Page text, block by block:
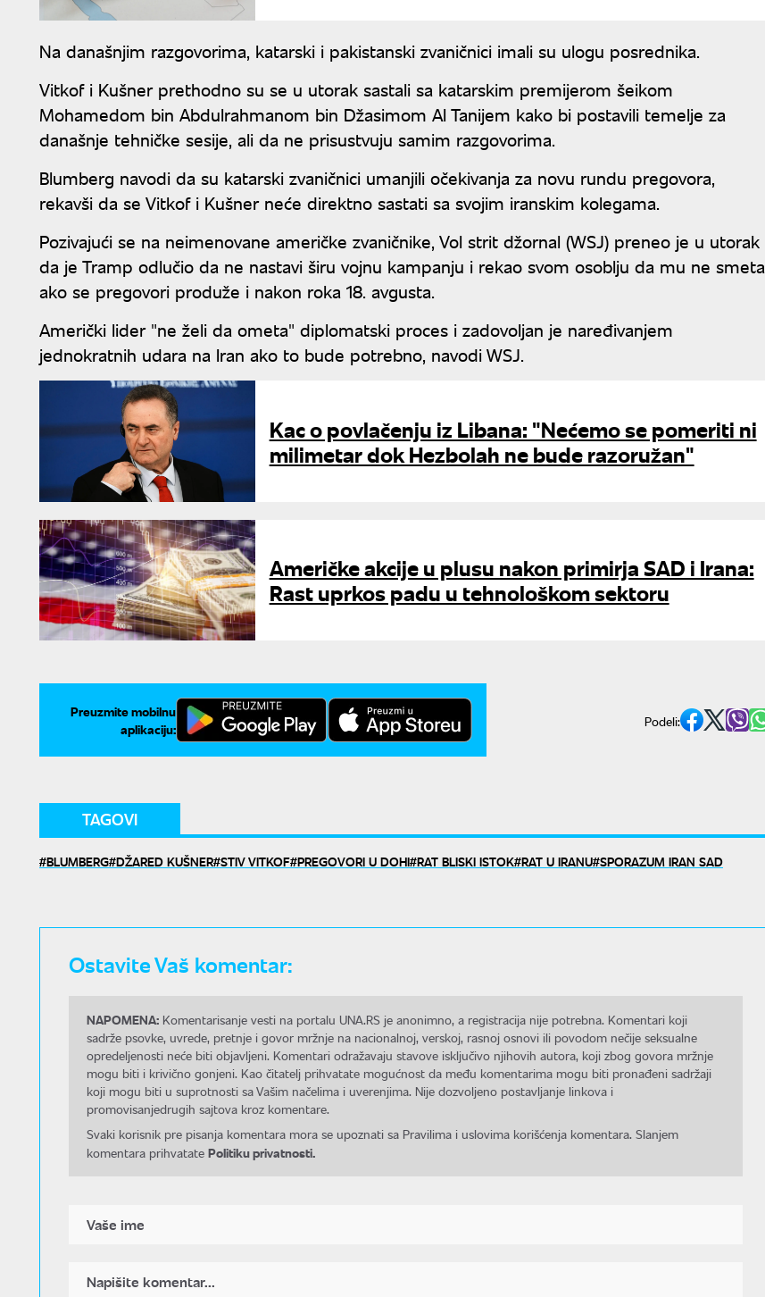
Na današnjim razgovorima, katarski i pakistanski zvaničnici imali su ulogu posrednika.
Vitkof i Kušner prethodno su se u utorak sastali sa katarskim premijerom šeikom
Mohamedom bin Abdulrahmanom bin Džasimom Al Tanijem kako bi postavili temelje za
današnje tehničke sesije, ali da ne prisustvuju samim razgovorima.
Blumberg navodi da su katarski zvaničnici umanjili očekivanja za novu rundu pregovora,
rekavši da se Vitkof i Kušner neće direktno sastati sa svojim iranskim kolegama.
Pozivajući se na neimenovane američke zvaničnike, Vol strit džornal (WSJ) preneo je u utorak
da je Tramp odlučio da ne nastavi širu vojnu kampanju i rekao svom osoblju da mu ne smeta
ako se pregovori produže i nakon roka 18. avgusta.
Američki lider "ne želi da ometa" diplomatski proces i zadovoljan je naređivanjem
jednokratnih udara na Iran ako to bude potrebno, navodi WSJ.
Kac o povlačenju iz Libana: "Nećemo se pomeriti ni
milimetar dok Hezbolah ne bude razoružan"
Američke akcije u plusu nakon primirja SAD i Irana:
Rast uprkos padu u tehnološkom sektoru
Preuzmite mobilnu
aplikaciju:
Podeli:
TAGOVI
BLUMBERG DŽARED KUŠNER STIV VITKOF PREGOVORI U DOHI RAT BLISKI ISTOK RAT U IRANU SPORAZUM IRAN SAD
Ostavite Vaš komentar:
NAPOMENA: Komentarisanje vesti na portalu UNA.RS je anonimno, a registracija nije potrebna. Komentari koji
sadrže psovke, uvrede, pretnje i govor mržnje na nacionalnoj, verskoj, rasnoj osnovi ili povodom nečije seksualne
opredeljenosti neće biti objavljeni. Komentari odražavaju stavove isključivo njihovih autora, koji zbog govora mržnje
mogu biti i krivično gonjeni. Kao čitatelj prihvatate mogućnost da među komentarima mogu biti pronađeni sadržaji
koji mogu biti u suprotnosti sa Vašim načelima i uverenjima. Nije dozvoljeno postavljanje linkova i
promovisanjedrugih sajtova kroz komentare.
Svaki korisnik pre pisanja komentara mora se upoznati sa Pravilima i uslovima korišćenja komentara. Slanjem
komentara prihvatate Politiku privatnosti.